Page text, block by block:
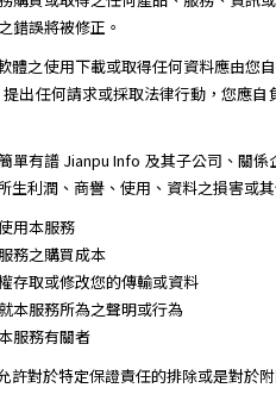
錯誤將被修正。
體之使用下載或取得任何資料應由您
出任何請求或採取法律行動，您應
單有譜 Jianpu Info 及其子公司、關
生利潤、商譽、使用、資料之損害或
用本服務
務之購買成本
存取或修改您的傳輸或資料
本服務所為之聲明或行為
服務有關者
許對於特定保證責任的排除或是對於